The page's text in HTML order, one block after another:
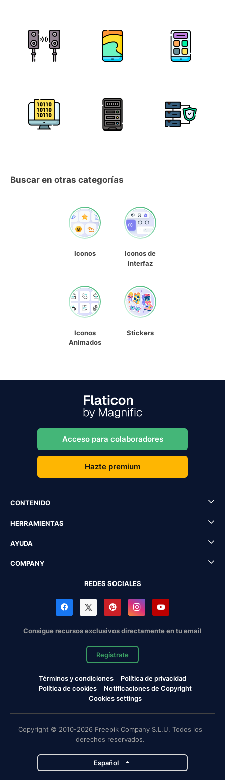
Buscar en otras categorías
Iconos
Iconos de
interfaz
Iconos
Animados
Stickers
Acceso para colaboradores
Hazte premium
CONTENIDO
HERRAMIENTAS
AYUDA
COMPANY
REDES SOCIALES
Consigue recursos exclusivos directamente en tu email
Regístrate
Términos y condiciones
Política de privacidad
Política de cookies
Notificaciones de Copyright
Cookies settings
Copyright © 2010-2026 Freepik Company S.L.U. Todos los
derechos reservados.
Español